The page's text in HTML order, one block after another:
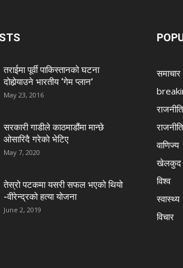
तराईमा पूर्वी पाकिस्तानको घटना
दोहोर्‍याउने भारतीय ‘गेम प्लान’
May 23, 2016
सरकारी गाडीले काठमाडौंमा मान्छे
ओसारिदै गरेकाे भेटिए
May 7, 2020
तेस्रो पटकमा यसरी सफल भएको थियो
-वीरेन्द्रको हत्या योजना
June 2, 2019
समाचार
राजनीति
वाणिज्य
खेलकुद
विश्व
स्वास्थ्य
विचार